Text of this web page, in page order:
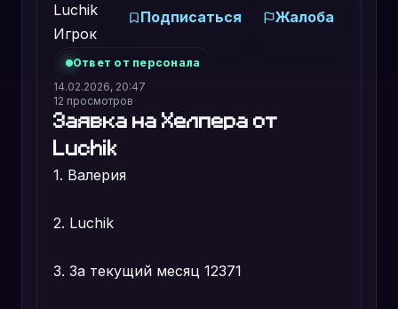
Luchik
Игрок
Ответ от персонала
14.02.2026, 20:47
12 просмотров
Подписаться Жалоба
Заявка на Хелпера от
Luchik
1. Валерия
2. Luchik
3. За текущий месяц 12371